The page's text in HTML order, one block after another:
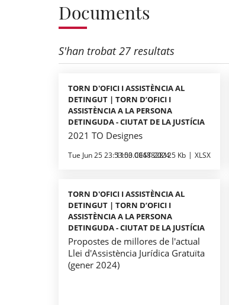
Documents
S'han trobat 27 resultats
TORN D'OFICI I ASSISTÈNCIA AL
DETINGUT | TORN D’OFICI I
ASSISTÈNCIA A LA PERSONA
DETINGUDA - CIUTAT DE LA JUSTÍCIA
2021 TO Designes
Tue Jun 25 23:53:00 CEST 2024
1153.0048828125 Kb XLSX
TORN D'OFICI I ASSISTÈNCIA AL
DETINGUT | TORN D’OFICI I
ASSISTÈNCIA A LA PERSONA
DETINGUDA - CIUTAT DE LA JUSTÍCIA
Propostes de millores de l'actual
Llei d'Assistència Jurídica Gratuïta
(gener 2024)